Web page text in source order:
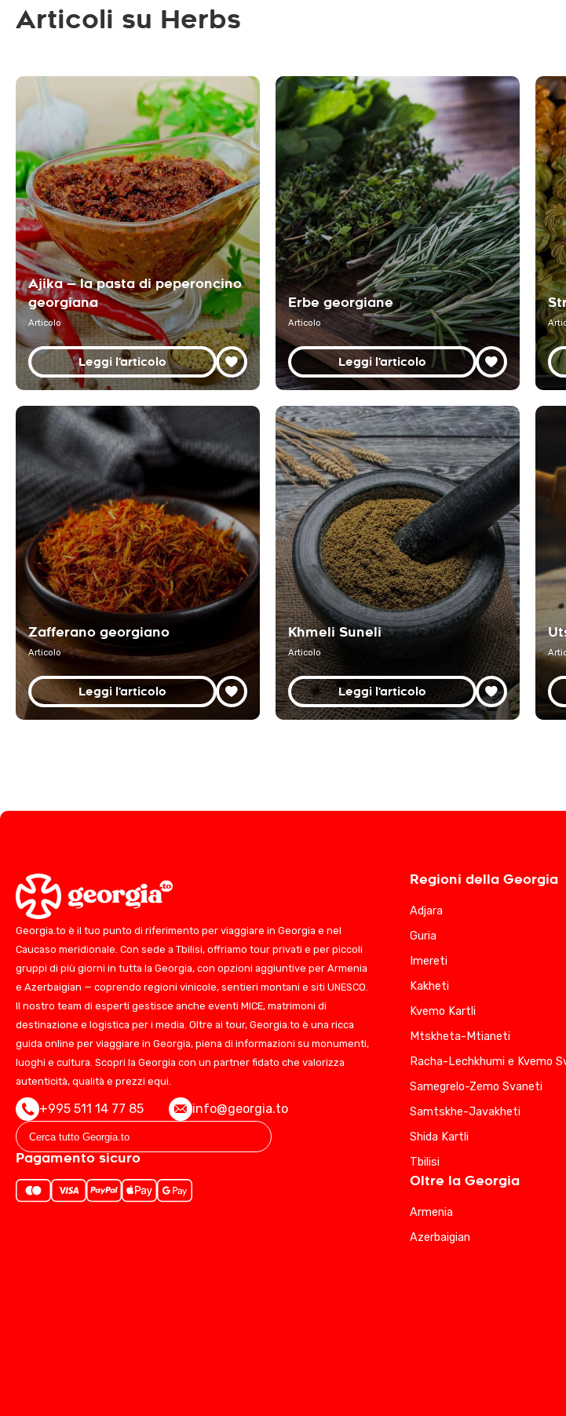
Articoli su Herbs
Ajika — la pasta di peperoncino
georgiana
Articolo
Leggi l'articolo
Erbe georgiane
Articolo
Leggi l'articolo
Zafferano georgiano
Articolo
Leggi l'articolo
Khmeli Suneli
Articolo
Leggi l'articolo
Georgia.to è il tuo punto di riferimento per viaggiare in Georgia e nel
Caucaso meridionale. Con sede a Tbilisi, offriamo tour privati e per piccoli
gruppi di più giorni in tutta la Georgia, con opzioni aggiuntive per Armenia
e Azerbaigian — coprendo regioni vinicole, sentieri montani e siti UNESCO.
Il nostro team di esperti gestisce anche eventi MICE, matrimoni di
destinazione e logistica per i media. Oltre ai tour, Georgia.to è una ricca
guida online per viaggiare in Georgia, piena di informazioni su monumenti,
luoghi e cultura. Scopri la Georgia con un partner fidato che valorizza
autenticità, qualità e prezzi equi.
+995 511 14 77 85 info@georgia.to
Pagamento sicuro
Regioni della Georgia
Adjara
Guria
Imereti
Kakheti
Kvemo Kartli
Mtskheta-Mtianeti
Racha-Lechkhumi e Kvemo
Samegrelo-Zemo Svaneti
Samtskhe-Javakheti
Shida Kartli
Tbilisi
Oltre la Georgia
Armenia
Azerbaigian